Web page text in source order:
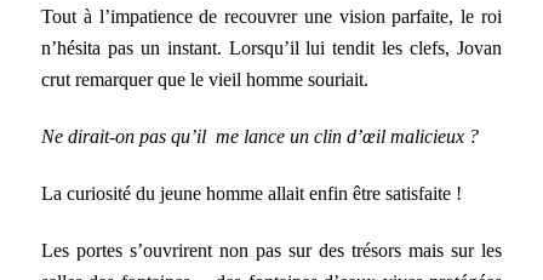
Tout à l’impatience de recouvrer une vision parfaite, le roi
n’hésita pas un instant. Lorsqu’il lui tendit les clefs, Jovan
crut remarquer que le vieil homme souriait.
Ne dirait-on pas qu’il me lance un clin d’œil malicieux ?
La curiosité du jeune homme allait enfin être satisfaite !
Les portes s’ouvrirent non pas sur des trésors mais sur les